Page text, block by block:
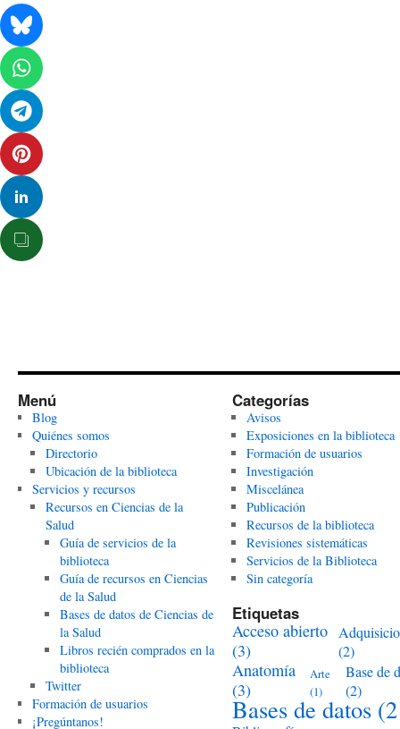
Menú
Blog
Quiénes somos
Directorio
Ubicación de la biblioteca
Servicios y recursos
Recursos en Ciencias de la
Salud
Guía de servicios de la
biblioteca
Guía de recursos en Ciencias
de la Salud
Bases de datos de Ciencias de
la Salud
Libros recién comprados en la
biblioteca
Twitter
Formación de usuarios
¡Pregúntanos!
Categorías
Avisos
Exposiciones en la biblioteca
Formación de usuarios
Investigación
Miscelánea
Publicación
Recursos de la biblioteca
Revisiones sistemáticas
Servicios de la Biblioteca
Sin categoría
Etiquetas
Acceso abierto
(3)
(2)
Anatomía
(3)
Arte
(1)
Base de
(2)
Bases de datos